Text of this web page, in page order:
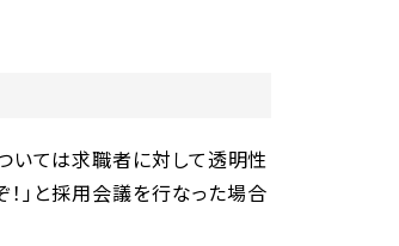
いては求職者に対して透明性
！」と採用会議を行なった場合